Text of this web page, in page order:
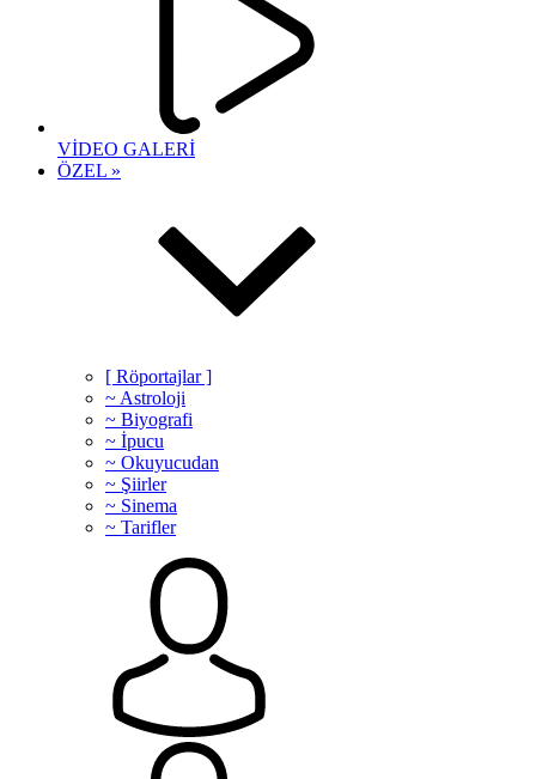
VİDEO GALERİ
ÖZEL »
[ Röportajlar ]
~ Astroloji
~ Biyografi
~ İpucu
~ Okuyucudan
~ Şiirler
~ Sinema
~ Tarifler